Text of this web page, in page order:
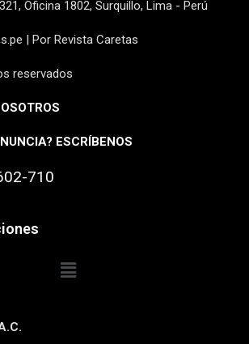
Oficina 1802, Surquillo, Lima - Perú
| Por Revista Caretas
reservados
ESCRÍBENOS
710